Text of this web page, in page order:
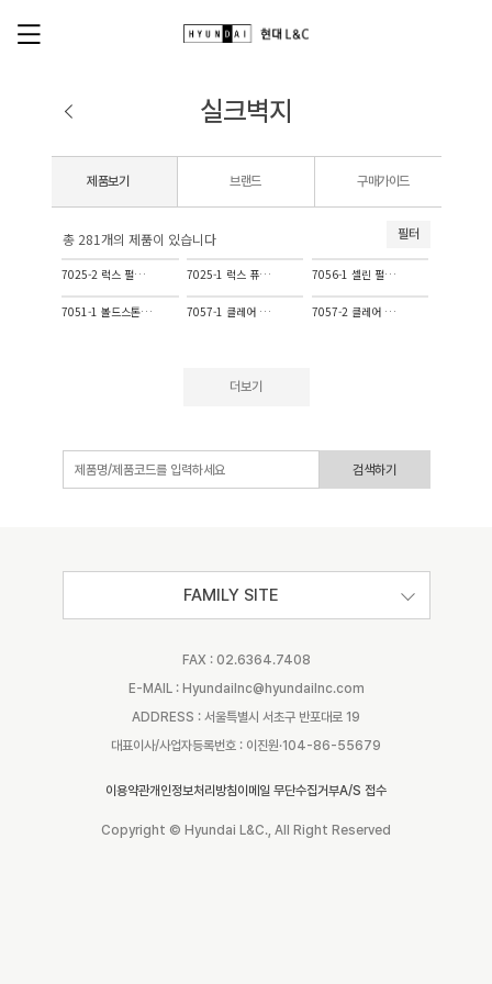
실크벽지
제품보기 브랜드 구매가이드
총 281개의 제품이 있습니다 필터
7025-2 럭스 펄화이트 7025-1 럭스 퓨어화이트 7056-1 셀린 펄화이트
7051-1 볼드스톤 실버화이트 7057-1 클레어 매트화이트 7057-2 클레어 코코넛크림
더보기
검색하기
FAMILY SITE
FAX : 02.6364.7408
E-MAIL : Hyundailnc@hyundailnc.com
ADDRESS : 서울특별시 서초구 반포대로 19
대표이사/사업자등록번호 : 이진원·104-86-55679
이용약관개인정보처리방침이메일 무단수집거부A/S 접수
Copyright © Hyundai L&C., All Right Reserved